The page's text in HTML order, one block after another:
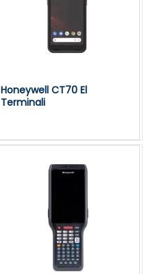
Honeywell CT70 El
Terminali